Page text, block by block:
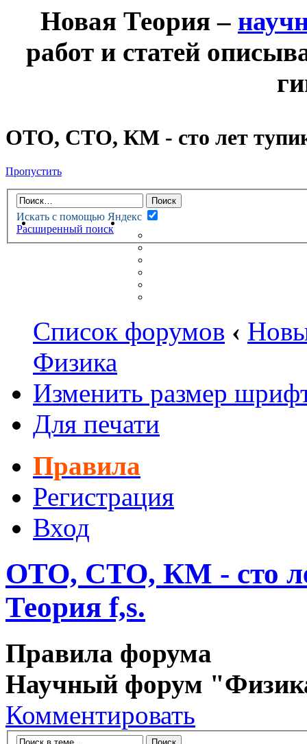
Новая Теория –
работ и статей
ОТО, СТО, КМ - сто лет
Пропустить
Искать с помощью Яндекс
Расширенный поиск
НОВАЯ ТЕОРИЯФОРУМ
НЕПРОЧИТАННЫЕ
Список форумов ‹
Физика
Изменить размер
Для печати
Правила
Регистрация
Вход
ОТО, СТО, КМ - сто
Теория f,s.
Правила форума
Научный форум
Комментировать